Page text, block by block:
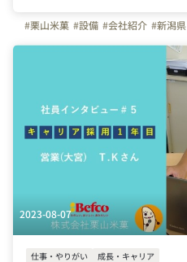
#栗山米菓 #設備 #会社紹介 #新潟県
2023-08-07
仕事・やりがい 成長・キャリア